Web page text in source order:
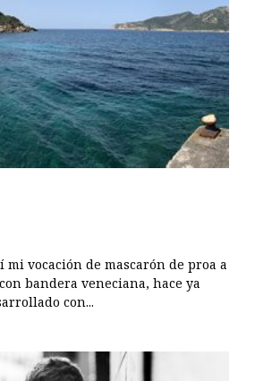
mi vocación de mascarón de proa a
bandera veneciana, hace ya
con...